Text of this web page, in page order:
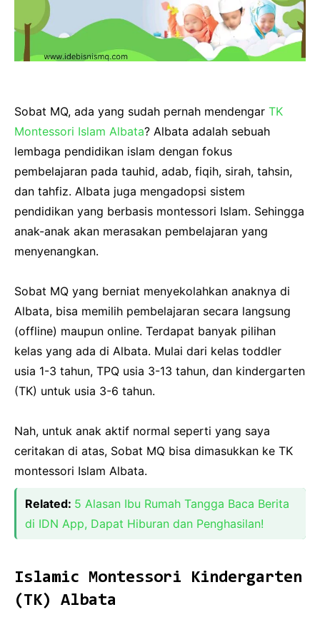
Sobat MQ, ada yang sudah pernah mendengar TK
Montessori Islam Albata? Albata adalah sebuah
lembaga pendidikan islam dengan fokus
pembelajaran pada tauhid, adab, fiqih, sirah, tahsin,
dan tahfiz. Albata juga mengadopsi sistem
pendidikan yang berbasis montessori Islam. Sehingga
anak-anak akan merasakan pembelajaran yang
menyenangkan.
Sobat MQ yang berniat menyekolahkan anaknya di
Albata, bisa memilih pembelajaran secara langsung
(offline) maupun online. Terdapat banyak pilihan
kelas yang ada di Albata. Mulai dari kelas toddler
usia 1-3 tahun, TPQ usia 3-13 tahun, dan kindergarten
(TK) untuk usia 3-6 tahun.
Nah, untuk anak aktif normal seperti yang saya
ceritakan di atas, Sobat MQ bisa dimasukkan ke TK
montessori Islam Albata.
Related: 5 Alasan Ibu Rumah Tangga Baca Berita
di IDN App, Dapat Hiburan dan Penghasilan!
Islamic Montessori Kindergarten
(TK) Albata